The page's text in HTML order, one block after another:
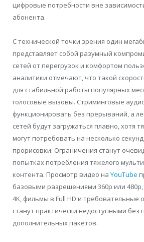
цифровые потребности вне
абонента.
С технической точки зрения один
представляет собой разумный
сетей от перегрузок и комфортом
аналитики отмечают, что такой
для стабильной работы популярных
голосовые вызовы. Стриминговые
функционировать без прерываний, а
сетей будут загружаться плавно, хотя
могут потребовать на несколько
прорисовки. Ограничения станут
попытках потребления тяжелого
контента. Просмотр видео на YouTube
базовыми разрешениями 360p или 480p,
4K, фильмы в Full HD и требовательные
станут практически недоступными без
дополнительных пакетов.